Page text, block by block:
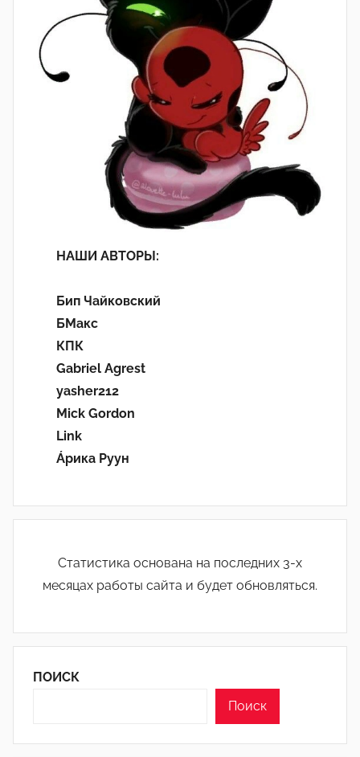
НАШИ АВТОРЫ:
Бип Чайковский
БМакс
КПК
Gabriel Agrest
yasher212
Mick Gordon
Link
Áрика Руун
Статистика основана на последних 3-х
месяцах работы сайта и будет обновляться.
ПОИСК
Поиск